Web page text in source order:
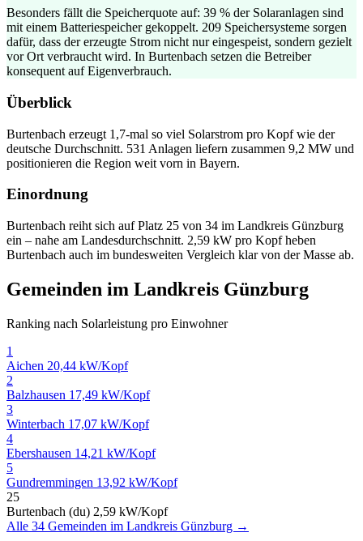
Besonders fällt die Speicherquote auf: 39 % der Solaranlagen sind
mit einem Batteriespeicher gekoppelt. 209 Speichersysteme sorgen
dafür, dass der erzeugte Strom nicht nur eingespeist, sondern gezielt
vor Ort verbraucht wird. In Burtenbach setzen die Betreiber
konsequent auf Eigenverbrauch.
Überblick
Burtenbach erzeugt 1,7-mal so viel Solarstrom pro Kopf wie der
deutsche Durchschnitt. 531 Anlagen liefern zusammen 9,2 MW und
positionieren die Region weit vorn in Bayern.
Einordnung
Burtenbach reiht sich auf Platz 25 von 34 im Landkreis Günzburg
ein – nahe am Landesdurchschnitt. 2,59 kW pro Kopf heben
Burtenbach auch im bundesweiten Vergleich klar von der Masse ab.
Gemeinden im Landkreis Günzburg
Ranking nach Solarleistung pro Einwohner
1
Aichen 20,44 kW/Kopf
2
Balzhausen 17,49 kW/Kopf
3
Winterbach 17,07 kW/Kopf
4
Ebershausen 14,21 kW/Kopf
5
Gundremmingen 13,92 kW/Kopf
25
Burtenbach (du) 2,59 kW/Kopf
Alle 34 Gemeinden im Landkreis Günzburg →